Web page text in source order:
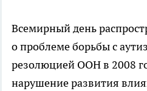
Всемирный день
о проблеме борьбы с
резолюцией ООН в 2008
нарушение развития